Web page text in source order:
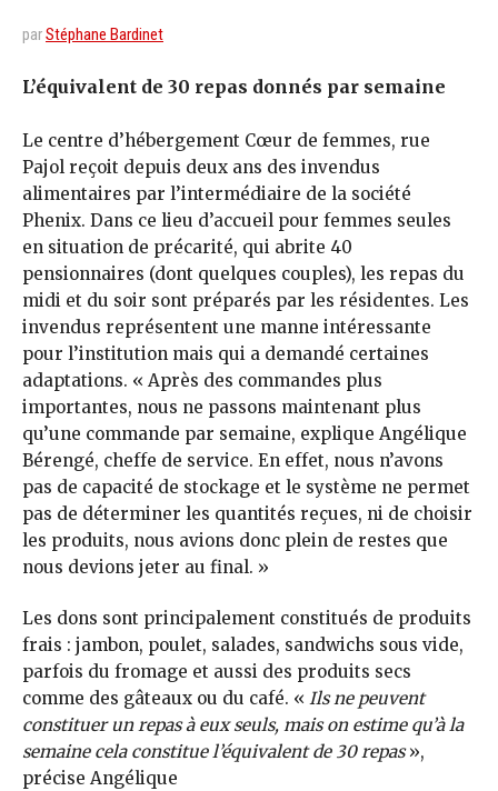
parStéphane Bardinet
L’équivalent de 30 repas donnés par semaine
Le centre d’hébergement Cœur de femmes, rue
Pajol reçoit depuis deux ans des invendus
alimentaires par l’intermédiaire de la société
Phenix. Dans ce lieu d’accueil pour femmes seules
en situation de précarité, qui abrite 40
pensionnaires (dont quelques couples), les repas du
midi et du soir sont préparés par les résidentes. Les
invendus représentent une manne intéressante
pour l’institution mais qui a demandé certaines
adaptations. « Après des commandes plus
importantes, nous ne passons maintenant plus
qu’une commande par semaine, explique Angélique
Bérengé, cheffe de service. En effet, nous n’avons
pas de capacité de stockage et le système ne permet
pas de déterminer les quantités reçues, ni de choisir
les produits, nous avions donc plein de restes que
nous devions jeter au final. »
Les dons sont principalement constitués de produits
frais : jambon, poulet, salades, sandwichs sous vide,
parfois du fromage et aussi des produits secs
comme des gâteaux ou du café. « Ils ne peuvent
constituer un repas à eux seuls, mais on estime qu’à la
semaine cela constitue l’équivalent de 30 repas»,
précise Angélique